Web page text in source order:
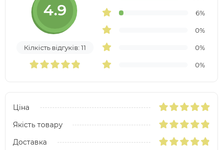
4.9
Кілкість відгуків: 11
6%
0%
0%
0%
Ціна
Якість товару
Доставка